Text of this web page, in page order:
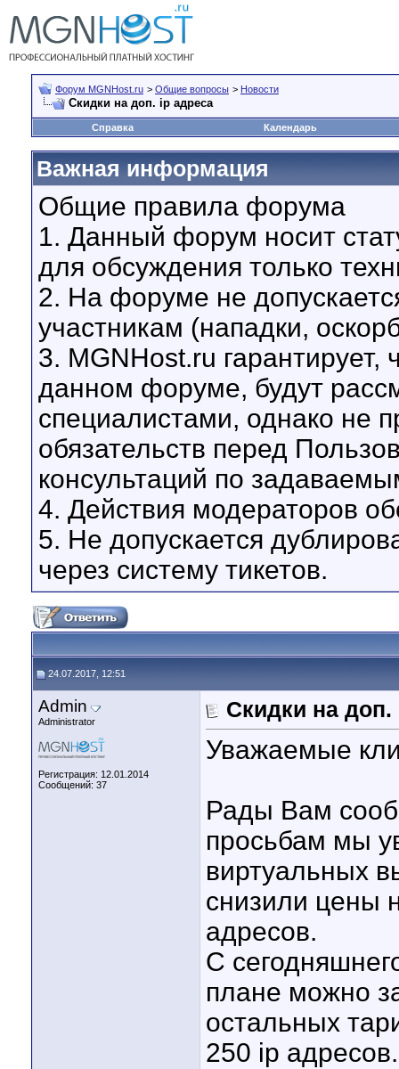
Форум MGNHost.ru > Общие вопросы > Новости
Скидки на доп. ip адреса
Справка Календарь
Важная информация
Общие правила форума
1. Данный форум носит
для обсуждения только
2. На форуме не
участникам (нападки,
3. MGNHost.ru
данном форуме, будут
специалистами, однако не
обязательств перед
консультаций по
4. Действия модераторов
5. Не допускается
через систему тикетов.
24.07.2017, 12:51
Admin
Administrator
Регистрация: 12.01.2014
Сообщений: 37
Скидки на доп.
Уважаемые
Рады Вам
просьбам мы
виртуальных
снизили цены
адресов.
С
плане можно
остальных
250 ip адресов.